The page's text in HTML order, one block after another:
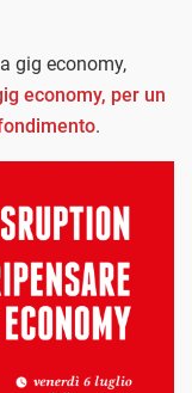
gig economy,
economy, per un
.